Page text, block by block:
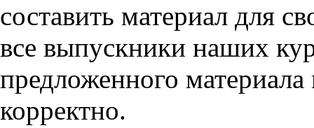
составить материал для
все выпускники наших
предложенного
корректно.